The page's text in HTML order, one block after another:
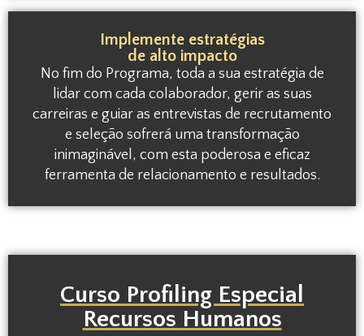
Implemente estratégias
de alto impacto
No fim do Programa, toda a sua estratégia de
lidar com cada colaborador, gerir as suas
carreiras e guiar as entrevistas de recrutamento
e seleção sofrerá uma transformação
inimaginável, com esta poderosa e eficaz
ferramenta de relacionamento e resultados.
Curso Profiling Especial
Recursos Humanos